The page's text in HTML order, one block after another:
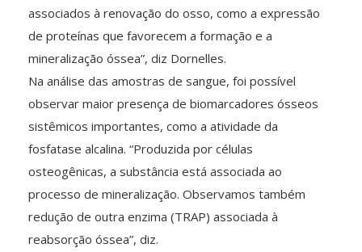
associados à renovação do osso, como a expressão
de proteínas que favorecem a formação e a
mineralização óssea”, diz Dornelles.
Na análise das amostras de sangue, foi possível
observar maior presença de biomarcadores ósseos
sistêmicos importantes, como a atividade da
fosfatase alcalina. “Produzida por células
osteogênicas, a substância está associada ao
processo de mineralização. Observamos também
redução de outra enzima (TRAP) associada à
reabsorção óssea”, diz.